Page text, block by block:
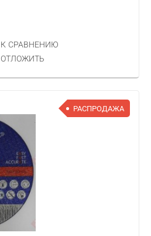
К СРАВНЕНИЮ
ОТЛОЖИТЬ
РАСПРОДАЖА